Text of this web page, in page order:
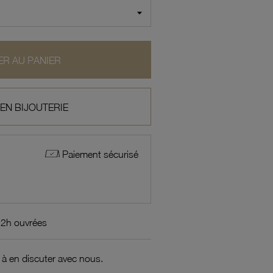
AU PANIER
BIJOUTERIE
Paiement sécurisé
ouvrées
en discuter avec nous.